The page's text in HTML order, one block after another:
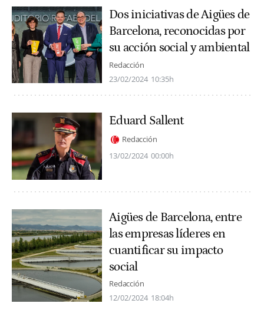
Dos iniciativas de Aigües de
Barcelona, reconocidas por
su acción social y ambiental
Redacción
23/02/2024 10:35h
Eduard Sallent
Redacción
13/02/2024 00:00h
Aigües de Barcelona, entre
las empresas líderes en
cuantificar su impacto
social
Redacción
12/02/2024 18:04h